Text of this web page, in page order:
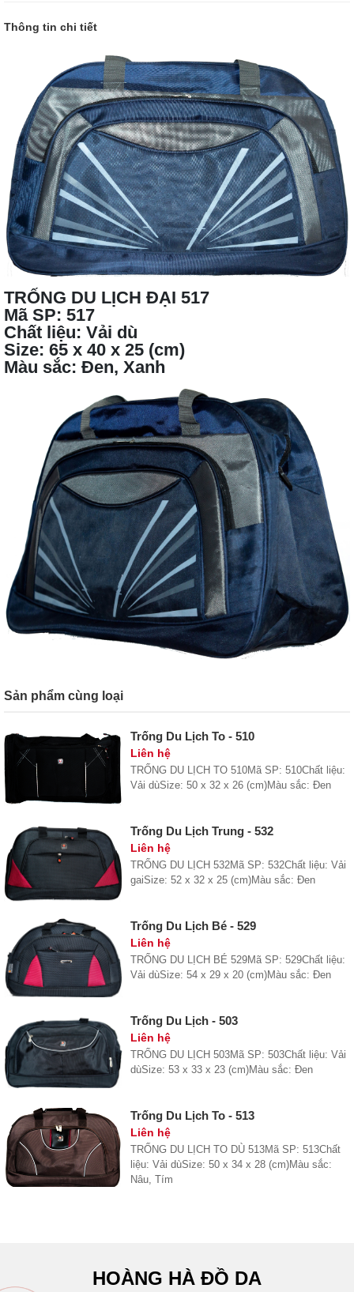
Thông tin chi tiết
TRỐNG DU LỊCH ĐẠI 517
Mã SP: 517
Chất liệu: Vải dù
Size: 65 x 40 x 25 (cm)
Màu sắc: Đen, Xanh
Sản phẩm cùng loại
Trống Du Lịch To - 510
Liên hệ
TRỐNG DU LỊCH TO 510Mã SP: 510Chất liệu:
Vải dùSize: 50 x 32 x 26 (cm)Màu sắc: Đen
Trống Du Lịch Trung - 532
Liên hệ
TRỐNG DU LỊCH 532Mã SP: 532Chất liệu: Vải
gaiSize: 52 x 32 x 25 (cm)Màu sắc: Đen
Trống Du Lịch Bé - 529
Liên hệ
TRỐNG DU LỊCH BÉ 529Mã SP: 529Chất liệu:
Vải dùSize: 54 x 29 x 20 (cm)Màu sắc: Đen
Trống Du Lịch - 503
Liên hệ
TRỐNG DU LỊCH 503Mã SP: 503Chất liệu: Vải
dùSize: 53 x 33 x 23 (cm)Màu sắc: Đen
Trống Du Lịch To - 513
Liên hệ
TRỐNG DU LỊCH TO DÙ 513Mã SP: 513Chất
liệu: Vải dùSize: 50 x 34 x 28 (cm)Màu sắc:
Nâu, Tím
HOÀNG HÀ ĐỒ DA